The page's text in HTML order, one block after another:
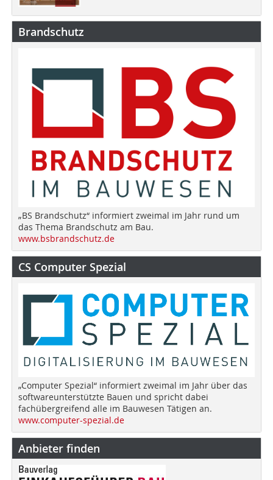
Brandschutz
„BS Brandschutz“ informiert zweimal im Jahr rund um
das Thema Brandschutz am Bau.
www.bsbrandschutz.de
CS Computer Spezial
„Computer Spezial“ informiert zweimal im Jahr über das
softwareunterstützte Bauen und spricht dabei
fachübergreifend alle im Bauwesen Tätigen an.
www.computer-spezial.de
Anbieter finden